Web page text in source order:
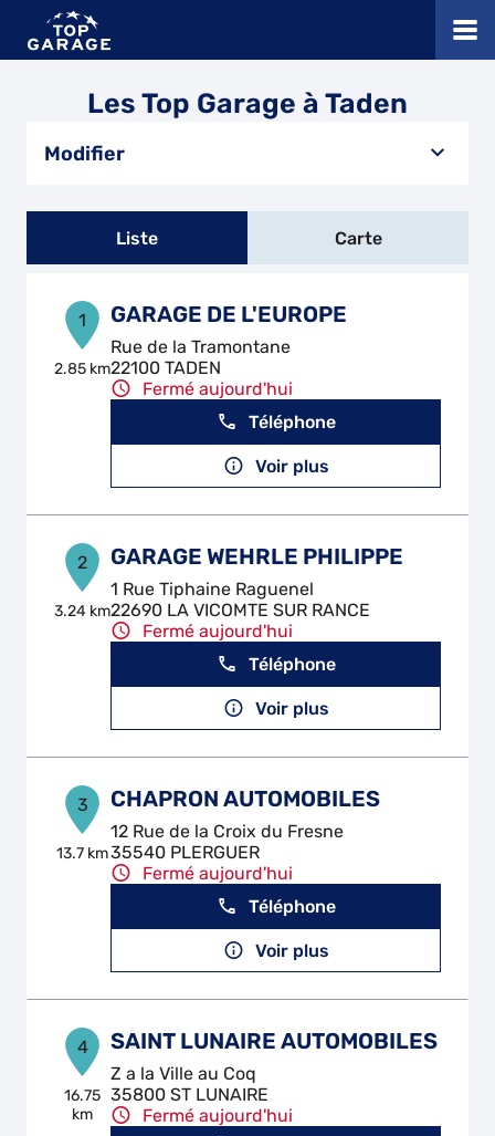
Les Top Garage à Taden
Modifier
Liste Carte
1
2.85 km
GARAGE DE L'EUROPE
Rue de la Tramontane
22100 TADEN
Fermé aujourd'hui
Téléphone
Voir plus
2
3.24 km
GARAGE WEHRLE PHILIPPE
1 Rue Tiphaine Raguenel
22690 LA VICOMTE SUR RANCE
Fermé aujourd'hui
Téléphone
Voir plus
3
13.7 km
CHAPRON AUTOMOBILES
12 Rue de la Croix du Fresne
35540 PLERGUER
Fermé aujourd'hui
Téléphone
Voir plus
4
16.75
km
SAINT LUNAIRE AUTOMOBILES
Z a la Ville au Coq
35800 ST LUNAIRE
Fermé aujourd'hui